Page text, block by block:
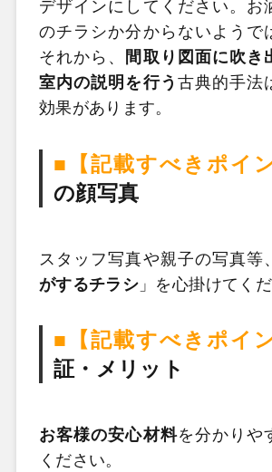
デザインにしてください。お
のチラシか分からないようで
それから、
間取り図面に吹き
室内の説明を行う 古典的手法
効果があります。
■【記載すべきポイ
の顔写真
スタッフ写真や親子の写真等
がするチラシ 」を心掛けてくだ
■【記載すべきポイ
証・メリット
お客様の安心材料を分かりや
ください。